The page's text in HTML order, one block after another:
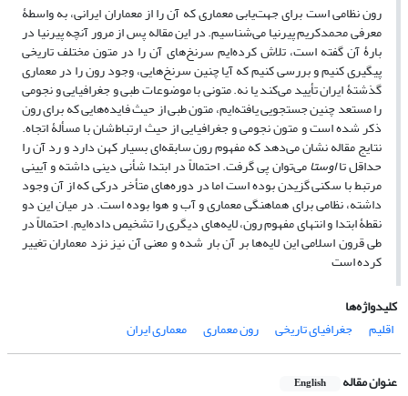
رون نظامی است برای جهت‌یابی معماری که آن را از معماران ایرانی، به واسطۀ
معرفی محمدکریم پیرنیا می‌شناسیم. در این مقاله پس از مرور آنچه پیرنیا در
بارۀ آن گفته است، تلاش کرده‌ایم سرنخ‌های آن را در متون مختلف تاریخی
پیگیری کنیم و بررسی کنیم که آیا چنین سرنخ‌هایی، وجود رون را در معماری
گذشتۀ ایران تأیید می‌کند یا نه. متونی با موضوعات طبی و جغرافیایی و نجومی
را مستعد چنین جستجویی یافته‌ایم، متون طبی از حیث فایده‌هایی که برای رون
ذکر شده است و متون نجومی و جغرافیایی از حیث ارتباط‌شان با مسألۀ اتجاه.
نتایج مقاله نشان می‌دهد که مفهوم رون سابقه‌ای بسیار کهن دارد و رد آن را
حداقل تااوستامی‌توان پی گرفت. احتمالاً در ابتدا شأنی دینی داشته و آیینی
مرتبط با سکنی گزیدن بوده است اما در دوره‌های متأخر درکی که از آن وجود
داشته، نظامی برای هماهنگی معماری و آب‌ و هوا بوده است. در میان این دو
نقطۀ ابتدا و انتهای مفهوم رون، لایه‌های دیگری را تشخیص داده‌ایم. احتمالاً در
طی قرون اسلامی این لایه‌ها بر آن بار شده و معنی آن نیز نزد معماران تغییر
کرده است
کلیدواژه‌ها
اقلیم
جغرافیای تاریخی رون معماری معماری ایران
عنوان مقاله English